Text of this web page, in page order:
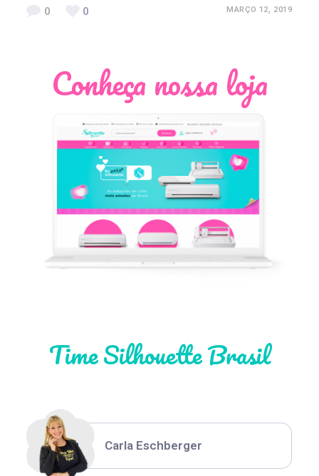
0 0 MARÇO 12, 2019
Conheça nossa loja
Time Silhouette Brasil
Léia Pastori
Thiara Ney
Carla Eschberger